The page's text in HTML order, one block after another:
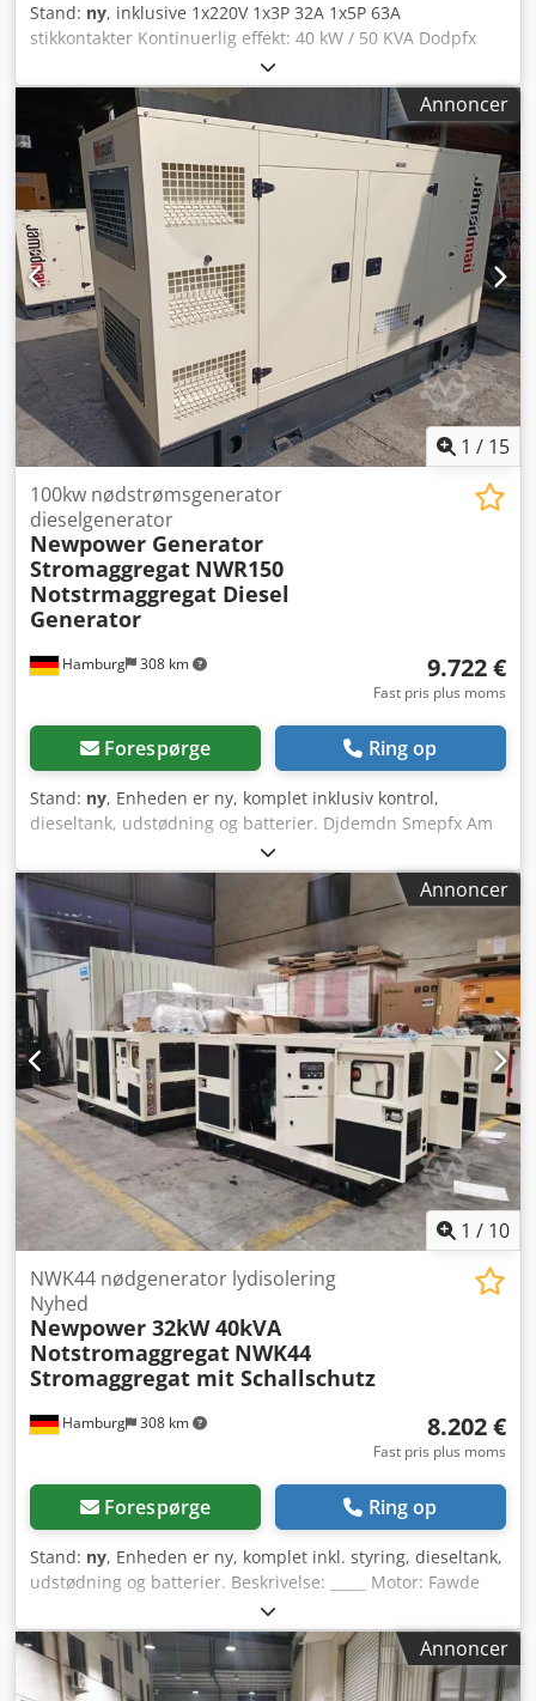
Stand: ny, inklusive 1x220V 1x3P 32A 1x5P 63A
stikkontakter Kontinuerlig effekt: 40 kW / 50 KVA Dodpfx
Aoh Rmvrjm Sewa Motor: Fawde 4DX-65D, 4 cylinder,
vandkølet Tilslutning: stikkontakter eller afbrydere
Frekvens: 50Hz Spænding: 400/230 V inklusive elektronisk
hastighedskontrol, AVR, batterioplader Comap AMF8
kontrol med generator netværkssynkronisering ekskl
automatisk afbryder fl beskyttelse
Annoncer
1 / 15
Hamburg 308 km
100kw nødstrømsgenerator
dieselgenerator
Newpower Generator
Stromaggregat NWR150
Notstrmaggregat Diesel
Generator
9.722 €
Fast pris plus moms
Forespørge Ring op
Stand: ny, Enheden er ny, komplet inklusiv kontrol,
dieseltank, udstødning og batterier. Djdemdn Smepfx Am
Sswa Beskrivelse Model: NWR150 Ricardo Motor
Newpower generator generator sæt Kontinuerlig effekt:
135 kVA / 108 kW Maksimal effekt: 150kVA / 120kW Motor :
Kofo RIcardo R6105AZLDS, 6 cylinder vandkølet Tilslutning:
afbryder, 5-leder direkte tilslutning Frekvens : 50 Hz
Spænding: 400/230 V inklusive mekanisk
hastighedskontrol, AVR, batterioplader, lydisolering,
kølevandsbeholder, Styreenhed: Comap AMF8,
netforsyning Mål: 3030x1130x1810 mm Vægt: ca 1650kg
Dieseltank: ca. 245L Ved 100 % belastning: cirka 27,8 L/t
Ved 75 % belastning: cirka 18,1 L/t Ved 50 % belastning:
cirka 14,0 L/t Netværksovervågning, netværksfeed-in,
lydisoleret Klar til øjeblikkelig brug. ekstra omkostninger
250A automatisk afbryder : 1080 € ekskl. moms
Stikkontakter - På forespørgsel Forsendelse: -
Verdensomspændende transport inklusive aflæsning er
muligt mod et ekstra gebyr - For at kunne angive en
nøjagtig fragtpris, bedes du sende os en forespørgsel med
dine data og din fulde adresse
Annoncer
1 / 10
Hamburg 308 km
NWK44 nødgenerator lydisolering
Nyhed
Newpower 32kW 40kVA
Notstromaggregat NWK44
Stromaggregat mit Schallschutz
8.202 €
Fast pris plus moms
Forespørge Ring op
Stand: ny, Enheden er ny, komplet inkl. styring, dieseltank,
udstødning og batterier. Beskrivelse: _____ Motor: Fawde
4DX21-53D, 4 cylindre, Vandkølet Generator: Newpower
NW/N44 Kontinuerlig effekt: 32 kW / 40 kVA Maksimal
effekt: 35 kW / 44 kVA Tilslutning: 1x5P 63A -, 1x5P 32A -,
1x5P 16A 1x3P 250V stikkontakter, RCD-
Annoncer